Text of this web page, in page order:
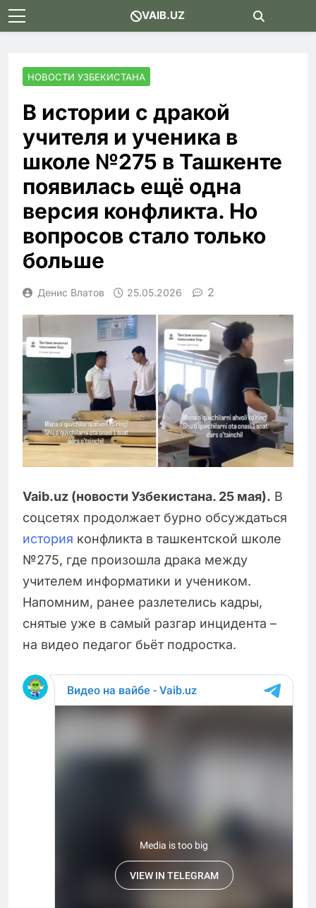
Skip
to
VAIB.UZ
НОВОСТИ УЗБЕКИСТАНА
В истории с дракой
учителя и ученика в
школе №275 в Ташкенте
появилась ещё одна
версия конфликта. Но
вопросов стало только
больше
Денис Влатов 25.05.2026 2
Vaib.uz (новости Узбекистана. 25 мая). В
соцсетях продолжает бурно обсуждаться
история конфликта в ташкентской школе
№275, где произошла драка между
учителем информатики и учеником.
Напомним, ранее разлетелись кадры,
снятые уже в самый разгар инцидента –
на видео педагог бьёт подростка.